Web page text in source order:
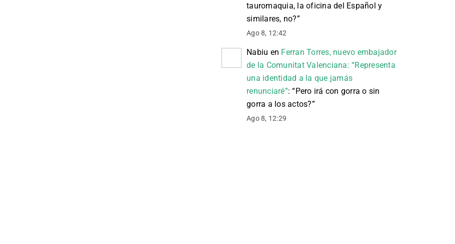
tauromaquia, la oficina del Español y
similares, no?”
Ago 8, 12:42
Nabiu en Ferran Torres, nuevo embajador
de la Comunitat Valenciana: “Representa
una identidad a la que jamás
renunciaré”: “Pero irá con gorra o sin
gorra a los actos?”
Ago 8, 12:29